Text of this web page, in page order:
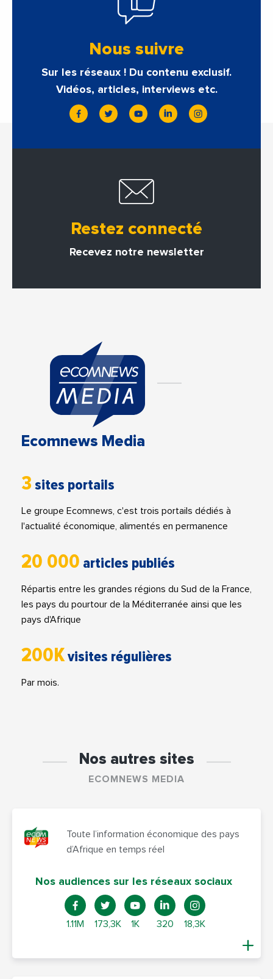
Nous suivre
Sur les réseaux ! Du contenu exclusif.
Vidéos, articles, interviews etc.
Restez connecté
Recevez notre newsletter
Ecomnews Media
3 sites portails
Le groupe Ecomnews, c'est trois portails dédiés à
l'actualité économique, alimentés en permanence
20 000 articles publiés
Répartis entre les grandes régions du Sud de la France,
les pays du pourtour de la Méditerranée ainsi que les
pays d'Afrique
200Kvisites régulières
Par mois.
Nos autres sites
ECOMNEWS MEDIA
Toute l’information économique des pays
d’Afrique en temps réel
Nos audiences sur les réseaux sociaux
1.11M 173,3K 1K 320 18,3K